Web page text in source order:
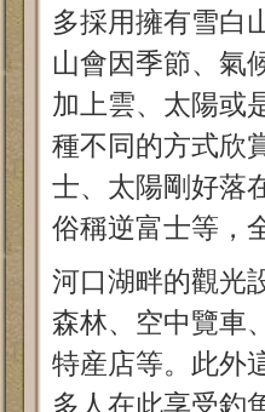
多採用擁有雪白
山會因季節、氣
加上雲、太陽或
種不同的方式欣
士、太陽剛好落
俗稱逆富士等，
河口湖畔的觀光
森林、空中覽車
特産店等。此外
多人在此享受釣